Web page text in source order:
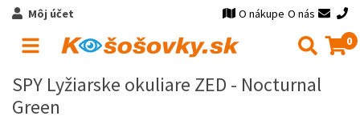
Môj účet O nákupe O nás
0
SPY Lyžiarske okuliare ZED - Nocturnal
Green